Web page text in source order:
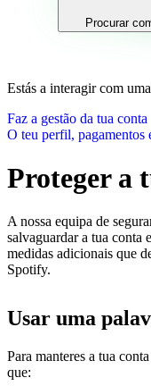
Procurar
Estás a interagir com
Faz a gestão da tua conta
O teu perfil, pagamentos
Proteger a
A nossa equipa de
salvaguardar a tua conta
medidas adicionais que
Spotify.
Usar uma
Para manteres a tua
que: